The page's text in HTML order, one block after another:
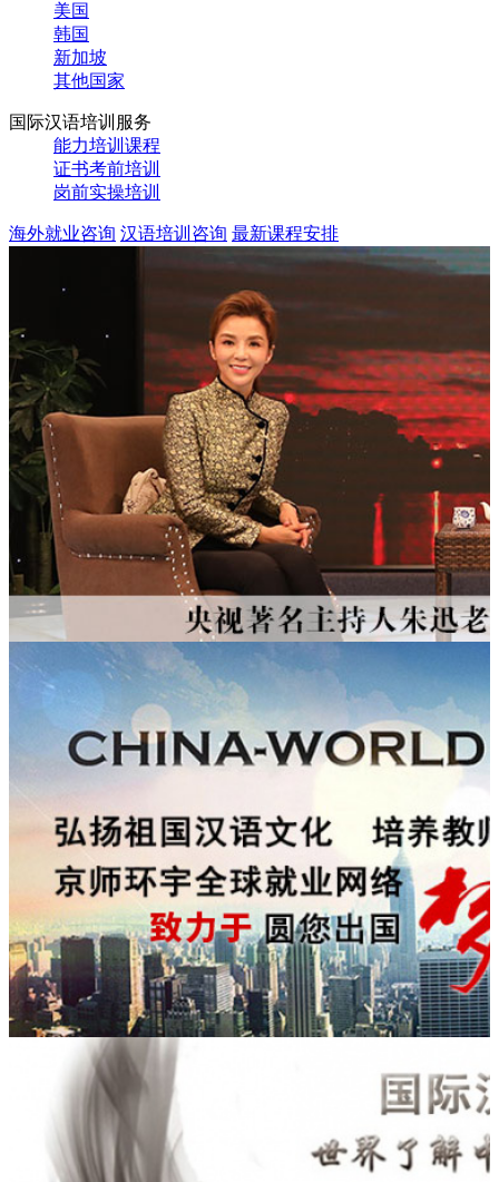
美国
韩国
新加坡
其他国家
国际汉语培训服务
能力培训课程
证书考前培训
岗前实操培训
海外就业咨询 汉语培训咨询 最新课程安排